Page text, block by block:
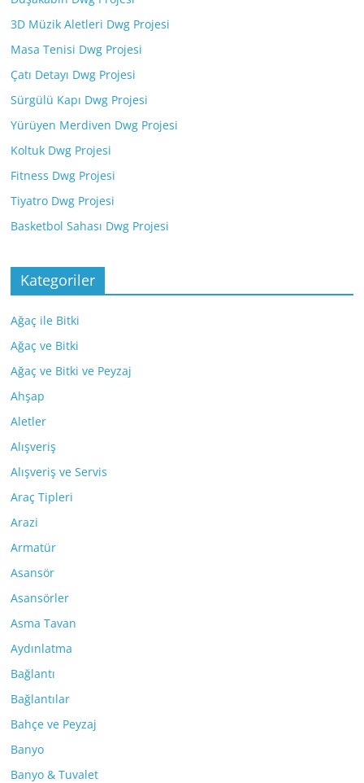
3D Müzik Aletleri Dwg Projesi
Masa Tenisi Dwg Projesi
Çatı Detayı Dwg Projesi
Sürgülü Kapı Dwg Projesi
Yürüyen Merdiven Dwg Projesi
Koltuk Dwg Projesi
Fitness Dwg Projesi
Tiyatro Dwg Projesi
Basketbol Sahası Dwg Projesi
Kategoriler
Ağaç ile Bitki
Ağaç ve Bitki
Ağaç ve Bitki ve Peyzaj
Ahşap
Aletler
Alışveriş
Alışveriş ve Servis
Araç Tipleri
Arazi
Armatür
Asansör
Asansörler
Asma Tavan
Aydınlatma
Bağlantı
Bağlantılar
Bahçe ve Peyzaj
Banyo
Banyo & Tuvalet